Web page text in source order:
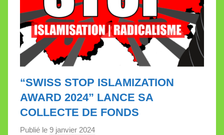
“SWISS STOP ISLAMIZATION
AWARD 2024” LANCE SA
COLLECTE DE FONDS
Publié le 9 janvier 2024